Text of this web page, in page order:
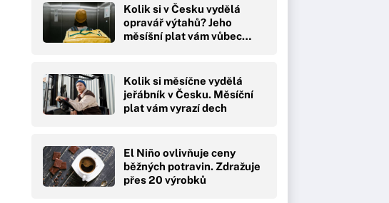
Kolik si v Česku vydělá
opravář výtahů? Jeho
měsíšní plat vám vůbec…
Kolik si měsíčne vydělá
jeřábník v Česku. Měsíční
plat vám vyrazí dech
El Niño ovlivňuje ceny
běžných potravin. Zdražuje
přes 20 výrobků